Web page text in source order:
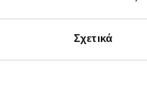
Σχετικά
Following the Hungarian